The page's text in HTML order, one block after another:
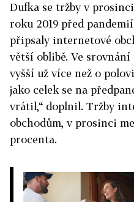
Dufka se tržby v
roku 2019 před
připsaly internetové
větší oblibě. Ve srovnání
vyšší už více než o
jako celek se na
vrátil,“ doplnil. Tržby
obchodům, v prosinci
procenta.